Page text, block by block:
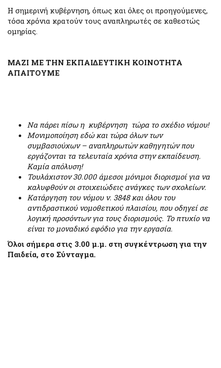
Η σηµερινή κυβέρνηση, όπως και όλες οι προηγούµενες,
τόσα χρόνια κρατούν τους αναπληρωτές σε καθεστώς
οµηρίας.
ΜΑΖΙ ΜΕ ΤΗΝ ΕΚΠΑΙΔΕΥΤΙΚΗ ΚΟΙΝΟΤΗΤΑ
ΑΠΑΙΤΟΥΜΕ
Να πάρει πίσω η κυβέρνηση τώρα το σχέδιο νόµου!
Μονιμοποίηση εδώ και τώρα όλων των
συμβασιούχων – αναπληρωτών καθηγητών που
εργάζονται τα τελευταία χρόνια στην εκπαίδευση.
Καμία απόλυση!
Τουλάχιστον 30.000 άµεσοι µόνιµοι διορισμοί για να
καλυφθούν οι στοιχειώδεις ανάγκες των σχολείων.
Κατάργηση του νόµου ν. 3848 και όλου του
αντιδραστικού νομοθετικού πλαισίου, που οδηγεί σε
λογική προσόντων για τους διορισμούς. Το πτυχίο να
είναι το µοναδικό εφόδιο για την εργασία.
Όλοι σήμερα στις 3.00 μ.μ. στη συγκέντρωση για την
Παιδεία, στο Σύνταγμα.